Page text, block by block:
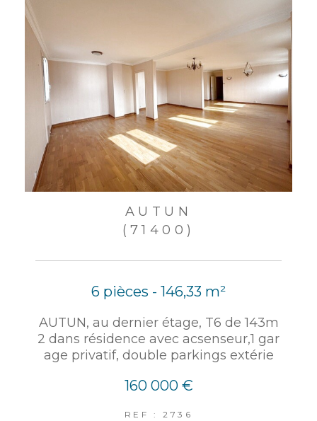
AUTUN
(71400)
6 pièces - 146,33 m²
AUTUN, au dernier étage, T6 de 143m
2 dans résidence avec acsenseur,1 gar
age privatif, double parkings extérie
160 000 €
REF : 2736